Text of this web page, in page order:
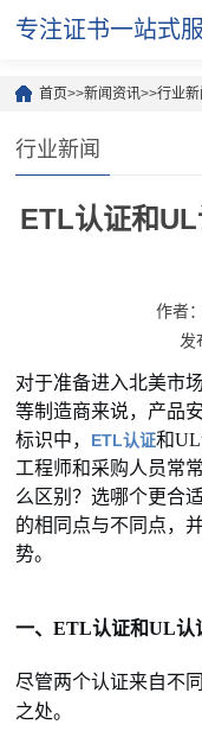
专注证书一站式
首页>>新闻资讯>>行业新
行业新闻
ETL认证和
作者
发
对于准备进入北美市
等制造商来说，产品
标识中， ETL认证和
工程师和采购人员常
么区别？选哪个更合
的相同点与不同点，
势。
一、ETL认证和UL认
尽管两个认证来自不
之处。